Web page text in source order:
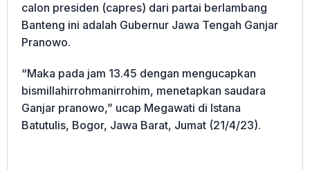
calon presiden (capres) dari partai berlambang
Banteng ini adalah Gubernur Jawa Tengah Ganjar
Pranowo.
“Maka pada jam 13.45 dengan mengucapkan
bismillahirrohmanirrohim, menetapkan saudara
Ganjar pranowo,” ucap Megawati di Istana
Batutulis, Bogor, Jawa Barat, Jumat (21/4/23).